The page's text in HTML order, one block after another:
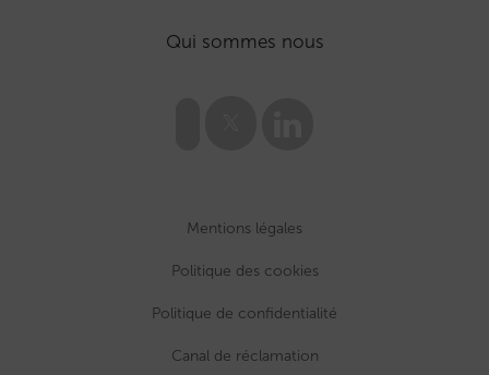
Qui sommes nous
Mentions légales
Politique des cookies
Politique de confidentialité
Canal de réclamation